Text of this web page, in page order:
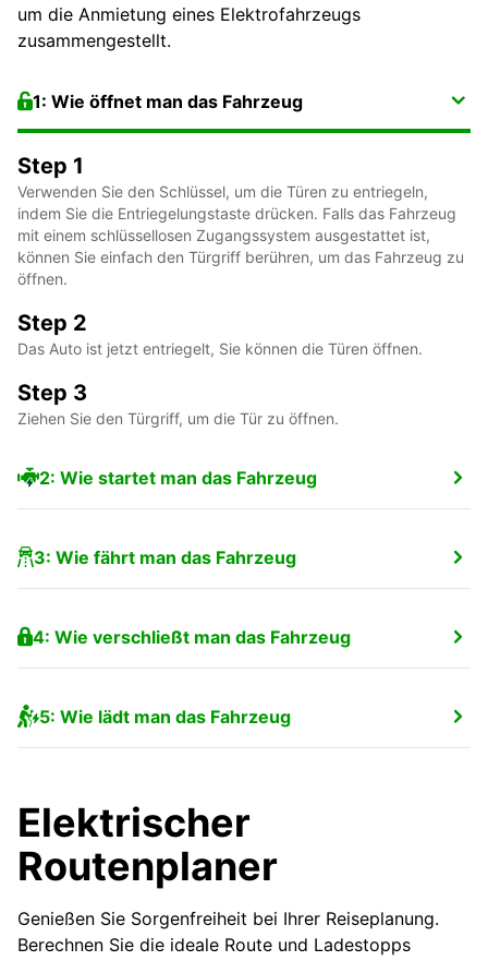
um die Anmietung eines Elektrofahrzeugs
zusammengestellt.
1: Wie öffnet man das Fahrzeug
Step 1
Verwenden Sie den Schlüssel, um die Türen zu entriegeln,
indem Sie die Entriegelungstaste drücken. Falls das Fahrzeug
mit einem schlüssellosen Zugangssystem ausgestattet ist,
können Sie einfach den Türgriff berühren, um das Fahrzeug zu
öffnen.
Step 2
Das Auto ist jetzt entriegelt, Sie können die Türen öffnen.
Step 3
Ziehen Sie den Türgriff, um die Tür zu öffnen.
2: Wie startet man das Fahrzeug
3: Wie fährt man das Fahrzeug
4: Wie verschließt man das Fahrzeug
5: Wie lädt man das Fahrzeug
Elektrischer
Routenplaner
Genießen Sie Sorgenfreiheit bei Ihrer Reiseplanung.
Berechnen Sie die ideale Route und Ladestopps